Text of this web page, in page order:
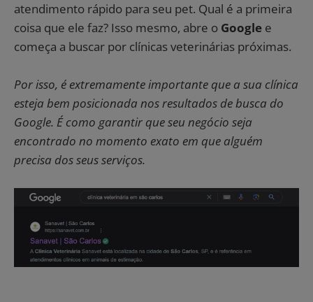
atendimento rápido para seu pet. Qual é a primeira
coisa que ele faz? Isso mesmo, abre o Google e
começa a buscar por clínicas veterinárias próximas.
Por isso, é extremamente importante que a sua clínica
esteja bem posicionada nos resultados de busca do
Google. É como garantir que seu negócio seja
encontrado no momento exato em que alguém
precisa dos seus serviços.